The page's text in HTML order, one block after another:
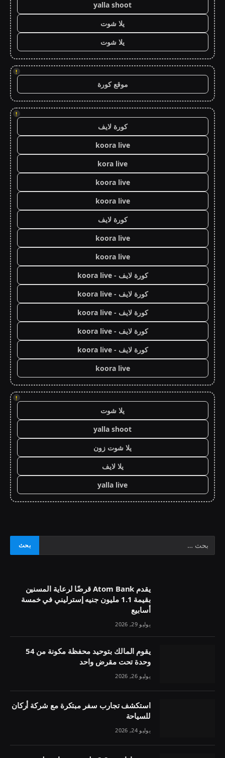
yalla shoot
يلا شوت
يلا شوت
!
موقع كورة
!
كورة لايف
koora live
kora live
koora live
koora live
كورة لايف
koora live
koora live
كورة لايف - koora live
كورة لايف - koora live
كورة لايف - koora live
كورة لايف - koora live
كورة لايف - koora live
koora live
!
يلا شوت
yalla shoot
يلا شوت زون
يلا لايف
yalla live
يقدم Atom Bank قرضًا لرعاية المسنين
بقيمة 1.1 مليون جنيه إسترليني في خمسة
أسابيع
يوليو 29, 2026
يقوم المالك بتوحيد محفظة مكونة من 54
وحدة تحت مقرض واحد
يوليو 26, 2026
استكشف تجارب سفر مبتكرة مع شركة أركان
للسياحة
يوليو 24, 2026